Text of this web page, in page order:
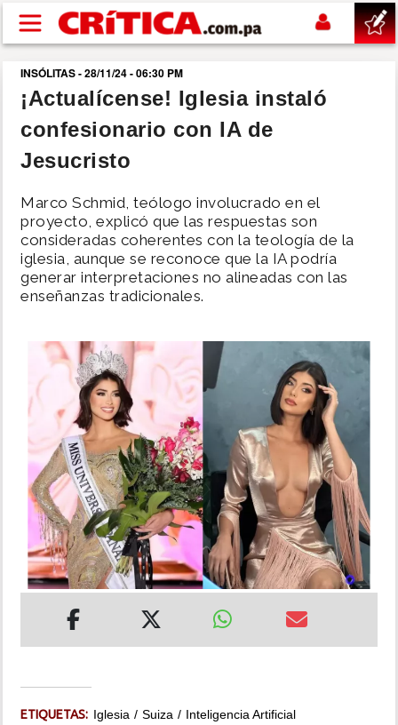
Pasar al contenido principal
buscar
SUCESOS
POLÍTICA
SHOW
MUNDO
INSÓLITAS
MULTIMEDIA
IMPRESO
INSÓLITAS - 28/11/24 - 06:30 PM
¡Actualícense! Iglesia instaló
confesionario con IA de
Jesucristo
Marco Schmid, teólogo involucrado en el
proyecto, explicó que las respuestas son
consideradas coherentes con la teología de la
iglesia, aunque se reconoce que la IA podría
generar interpretaciones no alineadas con las
enseñanzas tradicionales.
ETIQUETAS: Iglesia Suiza
Inteligencia Artificial